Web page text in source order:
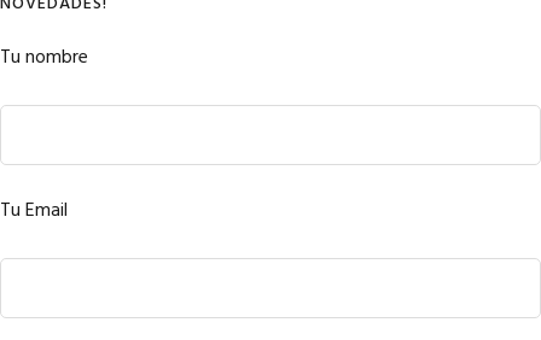
Tu nombre
Tu Email